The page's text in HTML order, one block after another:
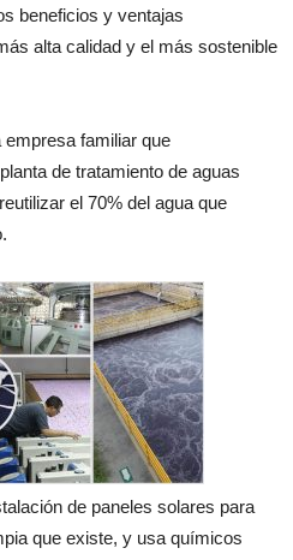
beneficios y ventajas
alta calidad y el más sostenible
empresa familiar que
de tratamiento de aguas
el 70% del agua que
de paneles solares para
que existe, y usa químicos